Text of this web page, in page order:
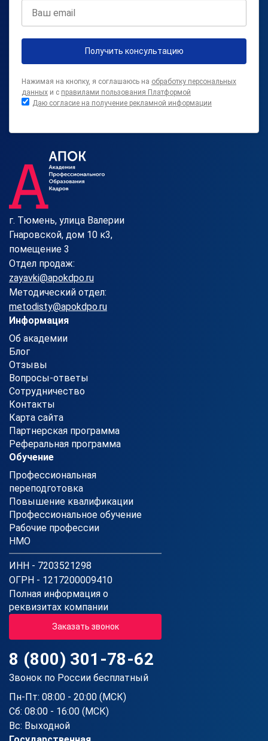
Получить консультацию
Нажимая на кнопку, я соглашаюсь на обработку персональных
данных и с правилами пользования Платформой
Даю согласие на получение рекламной информации
г. Тюмень, улица Валерии
Гнаровской, дом 10 к3,
помещение 3
Отдел продаж:
zayavki@apokdpo.ru
Методический отдел:
metodisty@apokdpo.ru
Информация
Об академии
Блог
Отзывы
Вопросы-ответы
Сотрудничество
Контакты
Карта сайта
Партнерская программа
Реферальная программа
Обучение
Профессиональная
переподготовка
Повышение квалификации
Профессиональное обучение
Рабочие профессии
НМО
ИНН - 7203521298
ОГРН - 1217200009410
Полная информация о
реквизитах компании
Заказать звонок
8 (800) 301-78-62
Звонок по России бесплатный
Пн-Пт: 08:00 - 20:00 (МСК)
Сб: 08:00 - 16:00 (МСК)
Вс: Выходной